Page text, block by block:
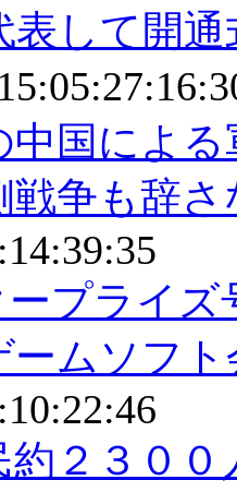
表して開
中国によ
争も辞さ
ープライ
ームソフ
２３００